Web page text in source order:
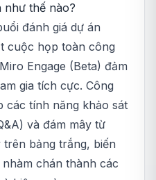
thế nào?
đánh giá dự án
cuộc họp toàn công
Engage (Beta) đảm
gia tích cực. Công
các tính năng khảo sát
và đám mây từ
bảng trắng, biến
chán thành các